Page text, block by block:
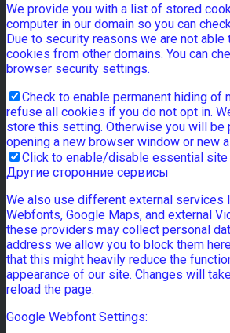
We provide you with a list of stored
computer in our domain so you can
Due to security reasons we are not
cookies from other domains. You can
browser security settings.
Check to enable permanent hiding of
refuse all cookies if you do not opt in.
store this setting. Otherwise you will be
opening a new browser window or new
Click to enable/disable essential site
Другие сторонние сервисы
We also use different external services
Webfonts, Google Maps, and external
these providers may collect personal
address we allow you to block them
that this might heavily reduce the
appearance of our site. Changes will
reload the page.
Google Webfont Settings: